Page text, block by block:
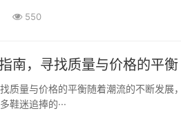
550
南，寻找质量与价格的平衡
质量与价格的平衡随着潮流的不断发展
鞋迷追捧的···